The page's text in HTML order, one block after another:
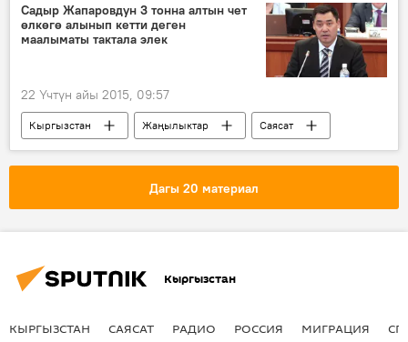
Садыр Жапаровдун 3 тонна алтын чет
өлкөгө алынып кетти деген
маалыматы тактала элек
22 Үчтүн айы 2015, 09:57
Кыргызстан Жаңылыктар
Саясат
Кубатбек Боронов
Садыр Жапаров
"Саясатка аралашкан 10 жыл" китеби
Дагы 20 материал
Кыргызстан
КЫРГЫЗСТАН САЯСАТ РАДИО РОССИЯ МИГРАЦИЯ